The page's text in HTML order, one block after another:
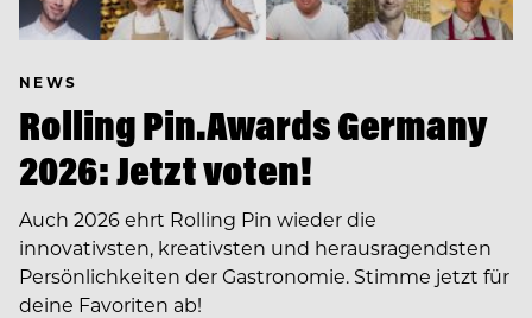
NEWS
Rolling Pin.Awards Germany
2026: Jetzt voten!
Auch 2026 ehrt Rolling Pin wieder die
innovativsten, kreativsten und herausragendsten
Persönlichkeiten der Gastronomie. Stimme jetzt für
deine Favoriten ab!